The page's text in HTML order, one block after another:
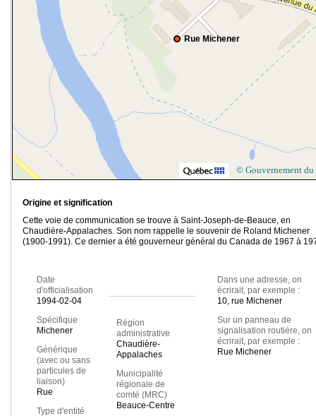
Rue Michener
© Gouvernement du
Origine et signification
Cette voie de communication se trouve à Saint-Joseph-de-Beauce, en
Chaudière-Appalaches. Son nom rappelle le souvenir de Roland Michener
(1900-1991). Ce dernier a été gouverneur général du Canada de 1967 à
Date
d'officialisation
1994-02-04
Spécifique
Michener
Générique
(avec ou sans
particules de
liaison)
Rue
Type d'entité
Région
administrative
Chaudière-
Appalaches
Municipalité
régionale de
comté (MRC)
Beauce-Centre
Dans une adresse, on
écrirait, par exemple :
10, rue Michener
Sur un panneau de
signalisation routière, on
écrirait, par exemple :
Rue Michener